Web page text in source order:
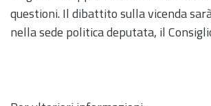
questioni. Il dibattito sulla vicenda
nella sede politica deputata, il